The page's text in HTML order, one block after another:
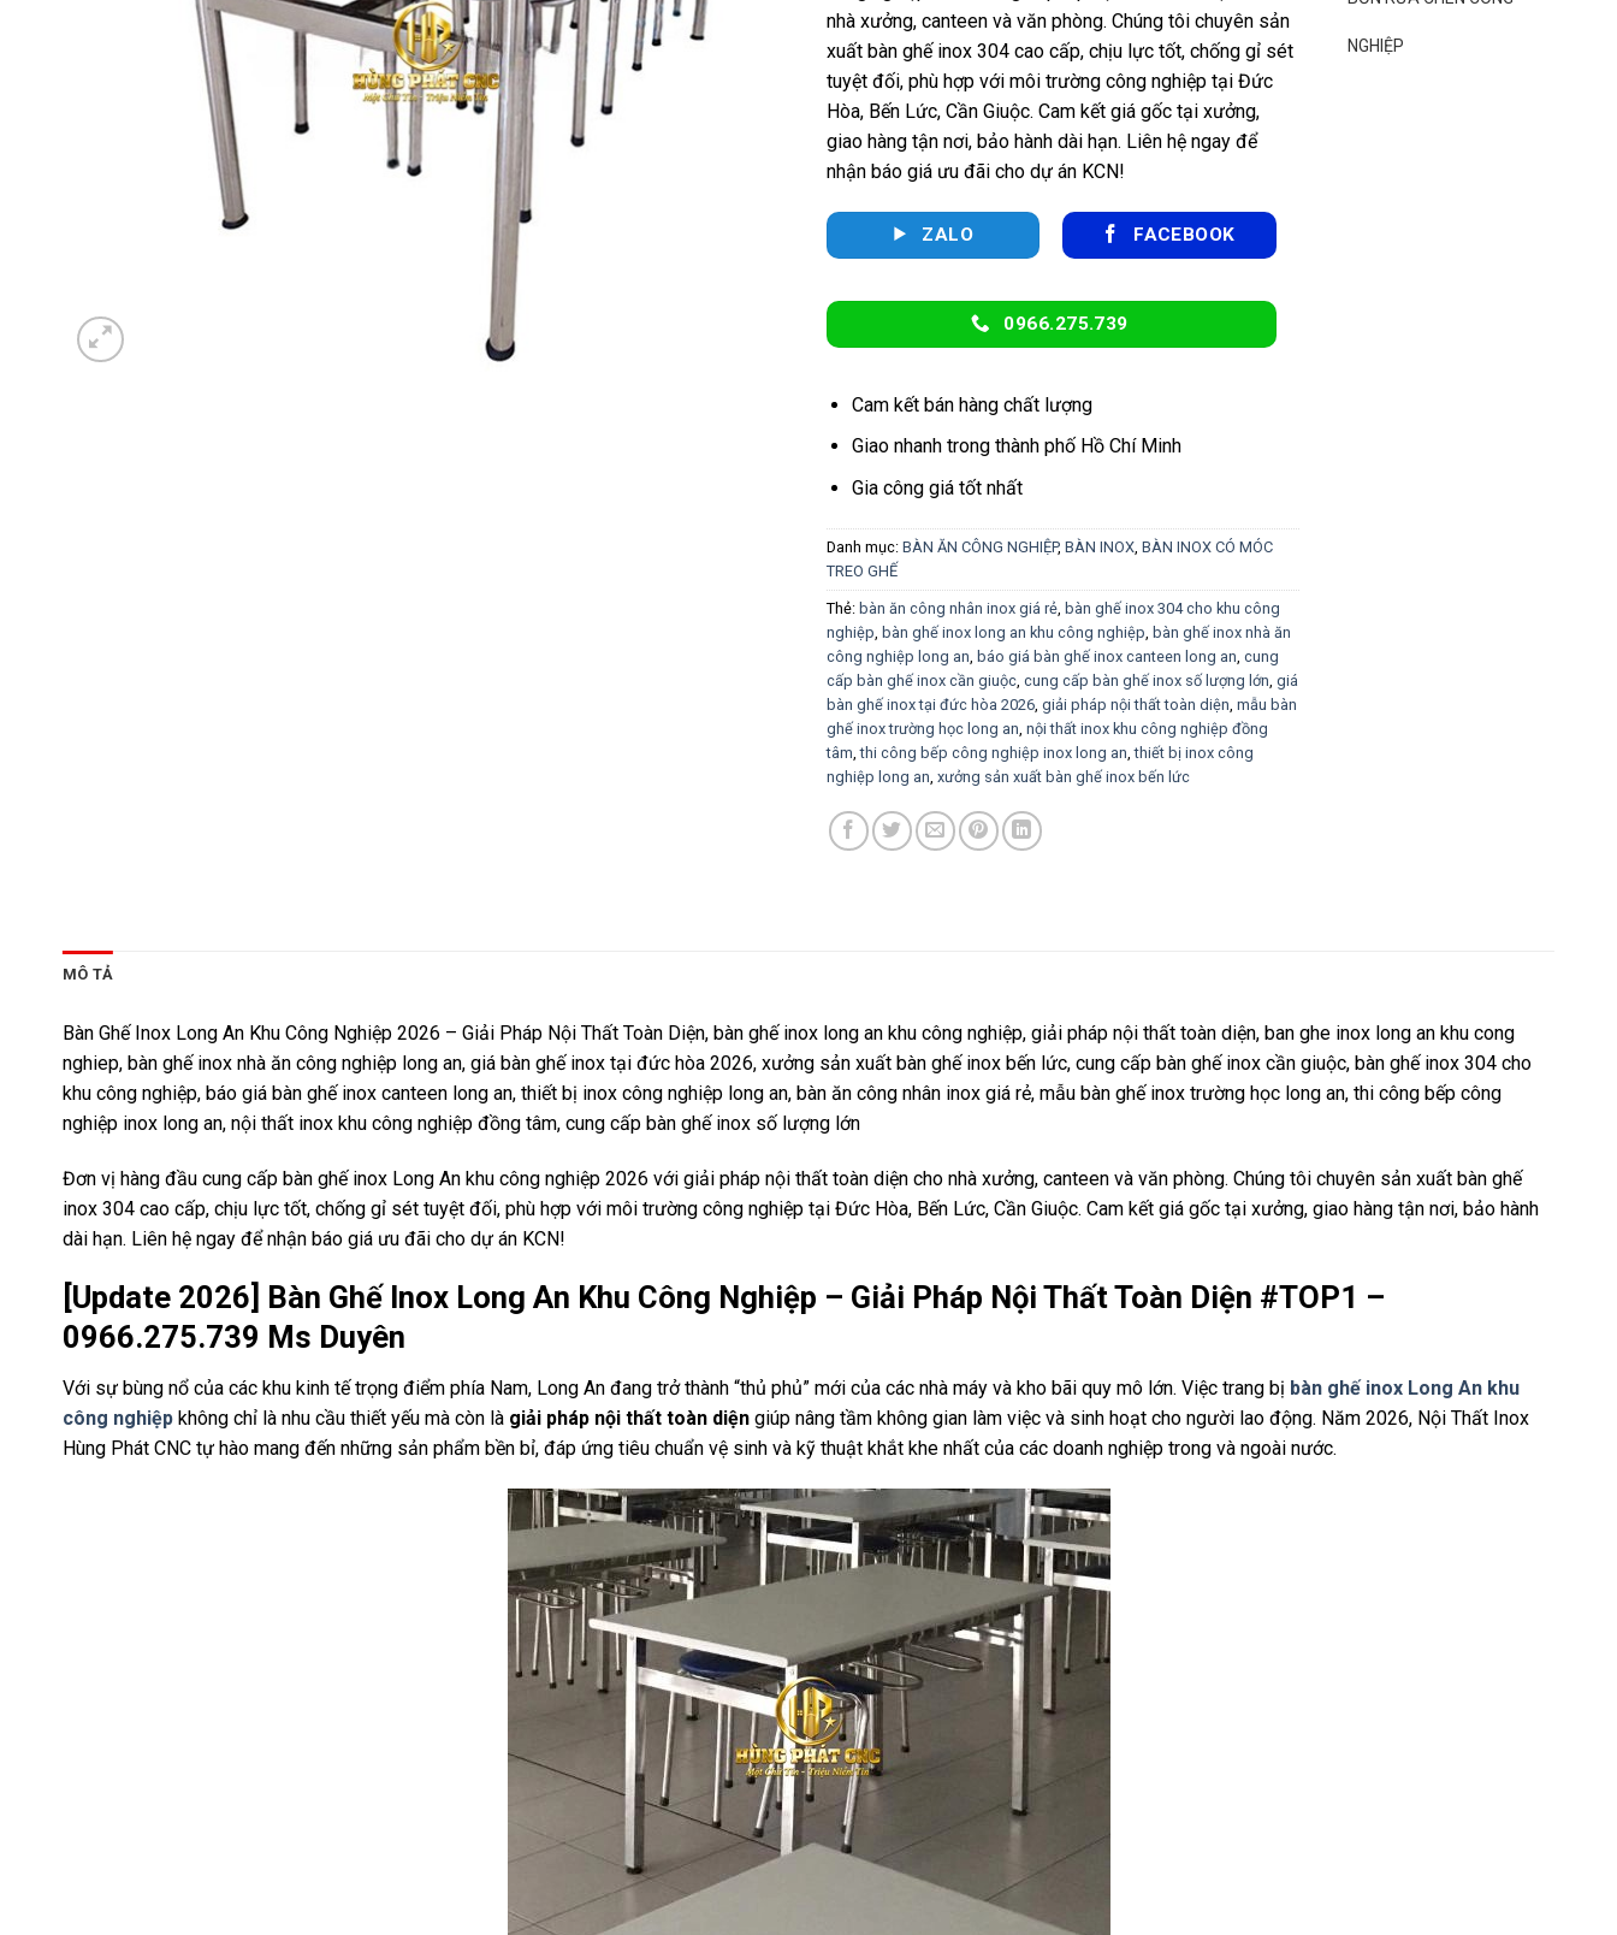
nhà xưởng, canteen và văn phòng. Chúng tôi chuyên sản
xuất bàn ghế inox 304 cao cấp, chịu lực tốt, chống gỉ sét
tuyệt đối, phù hợp với môi trường công nghiệp tại Đức
Hòa, Bến Lức, Cần Giuộc. Cam kết giá gốc tại xưởng,
giao hàng tận nơi, bảo hành dài hạn. Liên hệ ngay để
nhận báo giá ưu đãi cho dự án KCN!
ZALO FACEBOOK
0966.275.739
Cam kết bán hàng chất lượng
Giao nhanh trong thành phố Hồ Chí Minh
Gia công giá tốt nhất
Danh mục: BÀN ĂN CÔNG NGHIỆP, BÀN INOX BÀN INOX CÓ MÓC
TREO GHẾ
Thẻ: bàn ăn công nhân inox giá rẻ bàn ghế inox 304 cho khu công
nghiệp bàn ghế inox long an khu công nghiệp bàn ghế inox nhà ăn
công nghiệp long an báo giá bàn ghế inox canteen long an cung
cấp bàn ghế inox cần giuộc cung cấp bàn ghế inox số lượng lớn giá
bàn ghế inox tại đức hòa 2026 giải pháp nội thất toàn diện mẫu bàn
ghế inox trường học long an nội thất inox khu công nghiệp đồng
tâm ,thi công bếp công nghiệp inox long an ,thiết bị inox công
nghiệp long an xưởng sản xuất bàn ghế inox bến lức
NGHIỆP
MÔ TẢ
Bàn Ghế Inox Long An Khu Công Nghiệp 2026 – Giải Pháp Nội Thất Toàn Diện, bàn ghế inox long an khu công nghiệp, giải pháp nội thất toàn diện, ban ghe inox long an khu cong
nghiep, bàn ghế inox nhà ăn công nghiệp long an, giá bàn ghế inox tại đức hòa 2026, xưởng sản xuất bàn ghế inox bến lức, cung cấp bàn ghế inox cần giuộc, bàn ghế inox 304 cho
khu công nghiệp, báo giá bàn ghế inox canteen long an, thiết bị inox công nghiệp long an, bàn ăn công nhân inox giá rẻ, mẫu bàn ghế inox trường học long an, thi công bếp công
nghiệp inox long an, nội thất inox khu công nghiệp đồng tâm, cung cấp bàn ghế inox số lượng lớn
Đơn vị hàng đầu cung cấp bàn ghế inox Long An khu công nghiệp 2026 với giải pháp nội thất toàn diện cho nhà xưởng, canteen và văn phòng. Chúng tôi chuyên sản xuất bàn ghế
inox 304 cao cấp, chịu lực tốt, chống gỉ sét tuyệt đối, phù hợp với môi trường công nghiệp tại Đức Hòa, Bến Lức, Cần Giuộc. Cam kết giá gốc tại xưởng, giao hàng tận nơi, bảo hành
dài hạn. Liên hệ ngay để nhận báo giá ưu đãi cho dự án KCN!
[Update 2026] Bàn Ghế Inox Long An Khu Công Nghiệp – Giải Pháp Nội Thất Toàn Diện #TOP1 –
0966.275.739 Ms Duyên
Với sự bùng nổ của các khu kinh tế trọng điểm phía Nam, Long An đang trở thành “thủ phủ” mới của các nhà máy và kho bãi quy mô lớn. Việc trang bị bàn ghế inox Long An khu
công nghiệp không chỉ là nhu cầu thiết yếu mà còn là giải pháp nội thất toàn diện giúp nâng tầm không gian làm việc và sinh hoạt cho người lao động. Năm 2026, Nội Thất Inox
Hùng Phát CNC tự hào mang đến những sản phẩm bền bỉ, đáp ứng tiêu chuẩn vệ sinh và kỹ thuật khắt khe nhất của các doanh nghiệp trong và ngoài nước.